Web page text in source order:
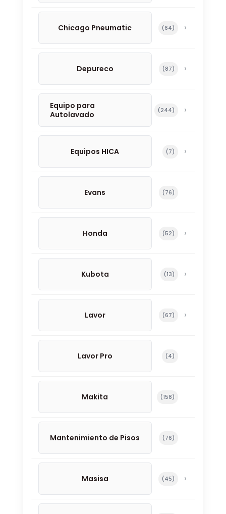
Chicago Pneumatic 6464 productos
Depureco 8787 productos
Equipo para
Autolavado
244244 productos
Equipos HICA 77 productos
Evans 7676 productos
Honda 5252 productos
Kubota 1313 productos
Lavor 6767 productos
Lavor Pro 44 productos
Makita 158158 productos
Mantenimiento de Pisos 7676 productos
Masisa 4545 productos